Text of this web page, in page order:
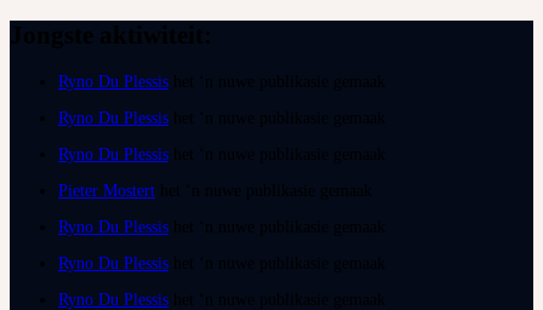
Ryno Du Plessis
Ryno Du Plessis
Ryno Du Plessis
Pieter Mostert
Ryno Du Plessis
Ryno Du Plessis
Ryno Du Plessis